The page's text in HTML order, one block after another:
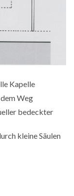
Kapelle
Weg
bedeckter
kleine Säulen